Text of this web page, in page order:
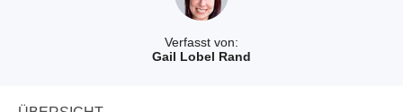
Verfasst von:
Gail Lobel Rand